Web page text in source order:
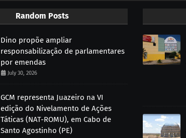
Random Posts
Dino propõe ampliar
responsabilização de parlamentares
por emendas
July 30, 2026
GCM representa Juazeiro na VI
edição do Nivelamento de Ações
Táticas (NAT-ROMU), em Cabo de
Santo Agostinho (PE)